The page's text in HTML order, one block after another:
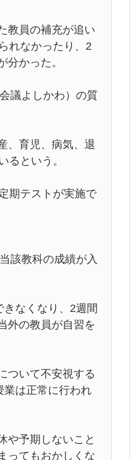
教員の補充が追い
れなかったり、2
かった。
議よしかわ）の質
、育児、病気、退
るという。
期テストが実施で
該教科の成績が入
なくなり、2週間
外の教員が自習を
ついて不安視する
業は正常に行われ
や予期しないこと
ってもおかしくな